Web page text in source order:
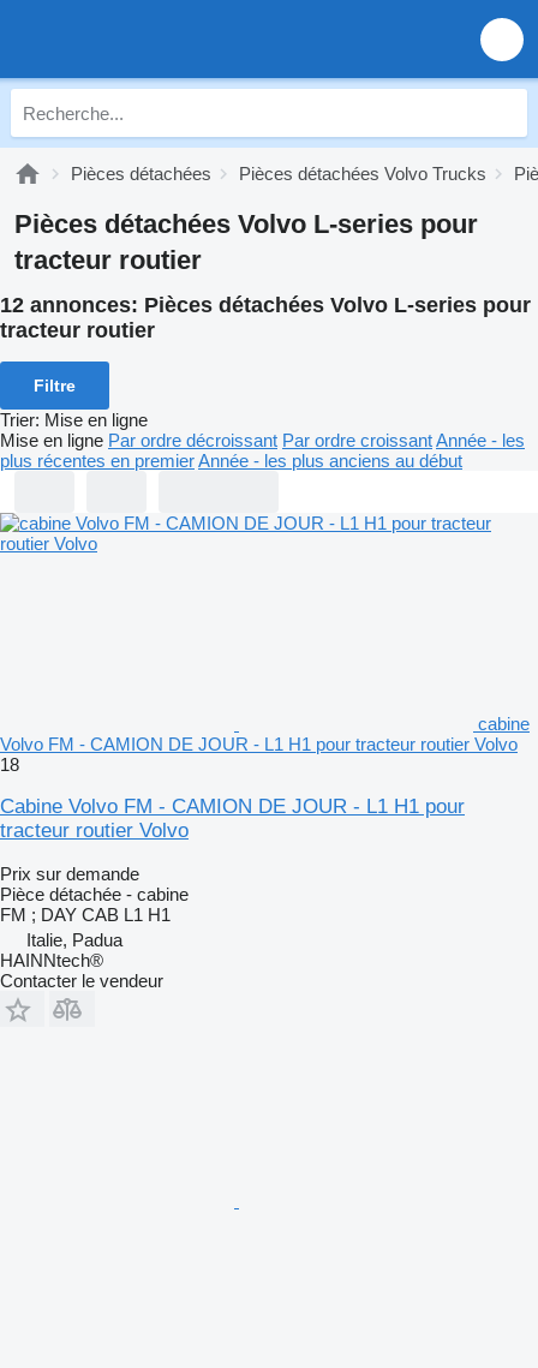
Pièces détachées Pièces détachées Volvo Trucks
Pièces détachées Volvo L-series pour
tracteur routier
12 annonces: Pièces détachées Volvo L-series pour
tracteur routier
Filtre
Trier: Mise en ligne
Mise en ligne Par ordre décroissant Par ordre croissantAnnée - les
plus récentes en premierAnnée - les plus anciens au début
cabine
Volvo FM - CAMION DE JOUR - L1 H1 pour tracteur routier Volvo
18
Cabine Volvo FM - CAMION DE JOUR - L1 H1 pour
tracteur routier Volvo
Prix sur demande
Pièce détachée - cabine
FM ; DAY CAB L1 H1
Italie, Padua
HAINNtech®
Contacter le vendeur